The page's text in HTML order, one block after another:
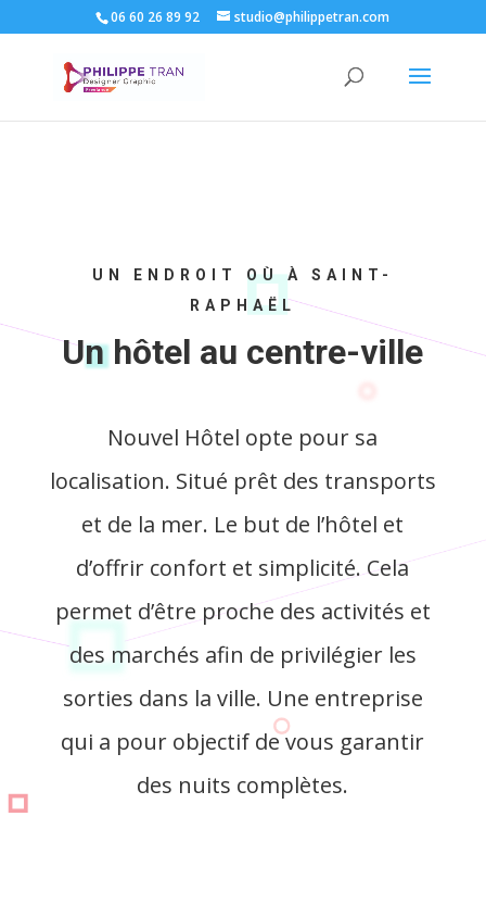
06 60 26 89 92 studio@philippetran.com
UN ENDROIT OÙ À SAINT-
RAPHAËL
Un hôtel au centre-ville
Nouvel Hôtel opte pour sa
localisation. Situé prêt des transports
et de la mer. Le but de l’hôtel et
d’offrir confort et simplicité. Cela
permet d’être proche des activités et
des marchés afin de privilégier les
sorties dans la ville. Une entreprise
qui a pour objectif de vous garantir
des nuits complètes.